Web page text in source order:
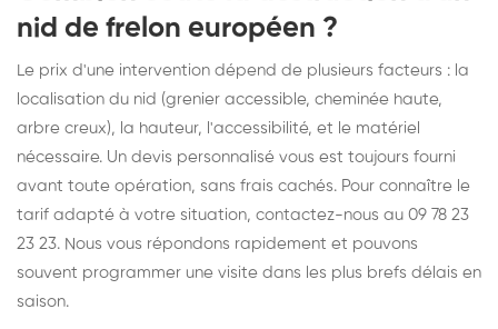
nid de frelon européen ?
Le prix d'une intervention dépend de plusieurs facteurs : la
localisation du nid (grenier accessible, cheminée haute,
arbre creux), la hauteur, l'accessibilité, et le matériel
nécessaire. Un devis personnalisé vous est toujours fourni
avant toute opération, sans frais cachés. Pour connaître le
tarif adapté à votre situation, contactez-nous au 09 78 23
23 23. Nous vous répondons rapidement et pouvons
souvent programmer une visite dans les plus brefs délais en
saison.